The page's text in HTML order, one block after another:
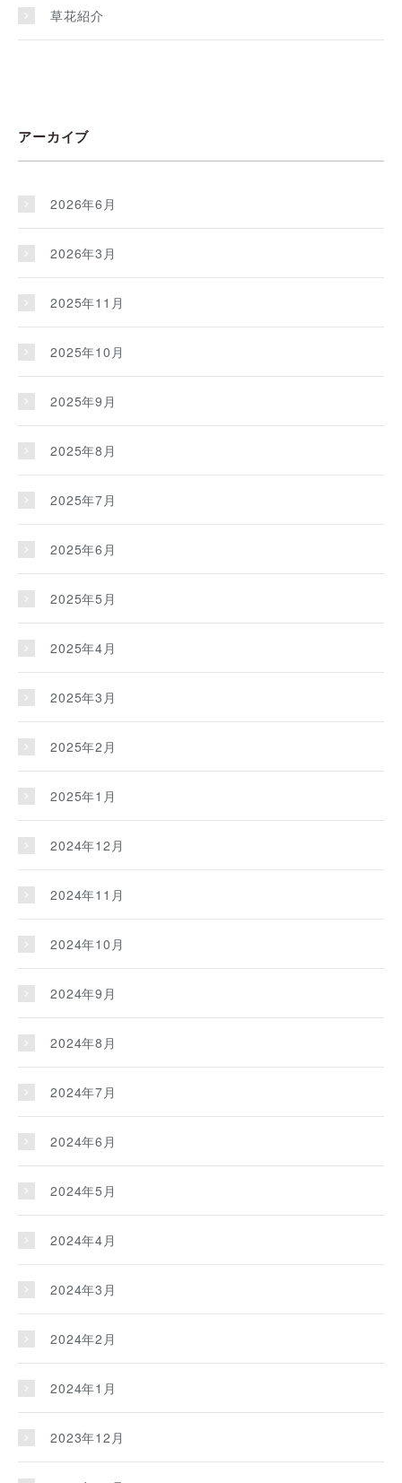
草花紹介
アーカイブ
2026年6月
2026年3月
2025年11月
2025年10月
2025年9月
2025年8月
2025年7月
2025年6月
2025年5月
2025年4月
2025年3月
2025年2月
2025年1月
2024年12月
2024年11月
2024年10月
2024年9月
2024年8月
2024年7月
2024年6月
2024年5月
2024年4月
2024年3月
2024年2月
2024年1月
2023年12月